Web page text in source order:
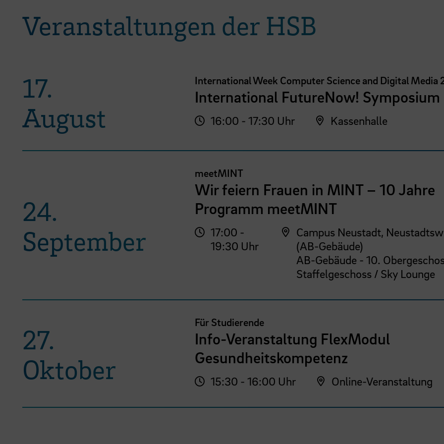
Veranstaltungen der HSB
17.
August
International Week Computer Science and Digital Media
International FutureNow! Symposium
16:00 - 17:30 Uhr Kassenhalle
24.
September
meetMINT
Wir feiern Frauen in MINT – 10 Jahre
Programm meetMINT
17:00 -
19:30 Uhr
Campus Neustadt,
(AB-Gebäude)
AB-Gebäude - 10.
Staffelgeschoss / Sky Lounge
27.
Oktober
Für Studierende
Info-Veranstaltung FlexModul
Gesundheitskompetenz
15:30 - 16:00 Uhr Online-Veranstaltung